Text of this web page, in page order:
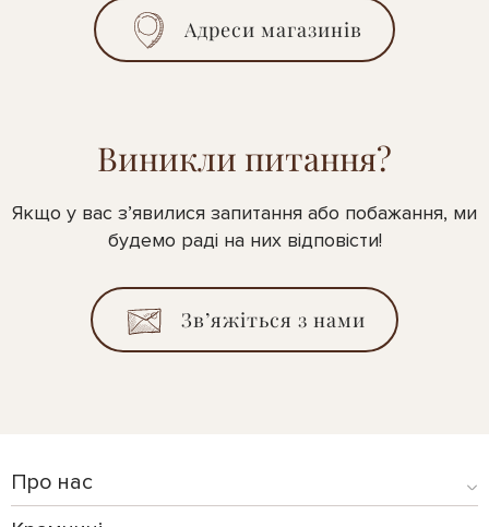
Адреси магазинів
Виникли питання?
Якщо у вас з’явилися запитання або побажання, ми
будемо раді на них відповісти!
Зв’яжіться з нами
Про нас